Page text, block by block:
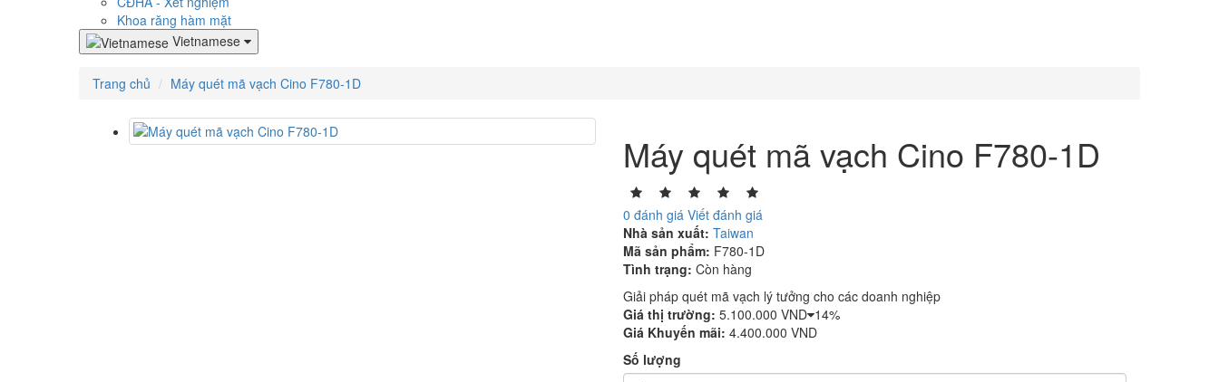
Khoa răng hàm mặt
Vietnamese
Trang chủ Máy quét mã vạch Cino F780-1D
Máy quét mã vạch Cino F780-1D
0 đánh giá Viết đánh giá
Nhà sản xuất: Taiwan
Mã sản phẩm: F780-1D
Tình trạng: Còn hàng
Giải pháp quét mã vạch lý tưởng cho các doanh nghiệp
Giá thị trường: 5.100.000 VND 14%
Giá Khuyến mãi: 4.400.000 VND
Số lượng